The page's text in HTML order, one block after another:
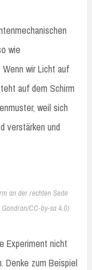
wie
wir Licht auf
auf dem Schirm
weil sich
verstärken und
an der rechten Seite
CC-by-sa 4.0)
Experiment nicht
Denke zum Beispiel